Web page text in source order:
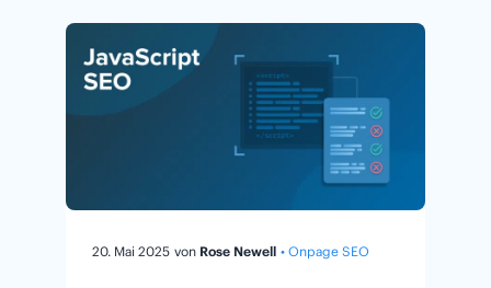
20. Mai 2025 von Rose Newell • Onpage SEO